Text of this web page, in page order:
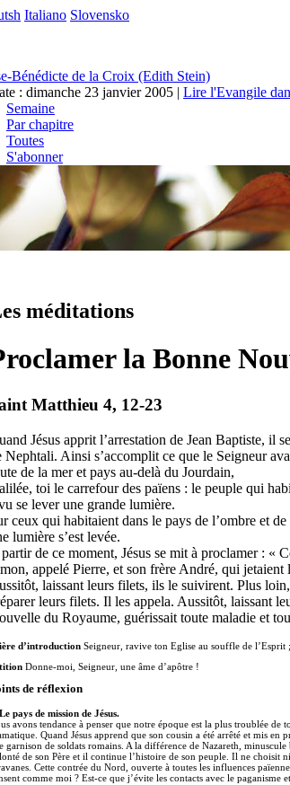
Italiano Slovensko
Bénédicte de la Croix (Edith Stein)
: dimanche 23 janvier 2005 | Lire l'Evangile
Semaine
Par chapitre
Toutes
S'abonner
méditations
la Bonne
Matthieu 4, 12-23
Jésus apprit l’arrestation de Jean Baptiste,
Nephtali. Ainsi s’accomplit ce que le Seigneur
de la mer et pays au-delà du Jourdain,
toi le carrefour des païens : le peuple qui
se lever une grande lumière.
ceux qui habitaient dans le pays de l’ombre et
lumière s’est levée.
de ce moment, Jésus se mit à proclamer : «
appelé Pierre, et son frère André, qui jetaient
laissant leurs filets, ils le suivirent. Plus
leurs filets. Il les appela. Aussitôt, laissant
du Royaume, guérissait toute maladie et
d’introduction Seigneur, ravive ton Eglise au souffle de l’Esprit
Donne-moi, Seigneur, une âme d’apôtre !
de réflexion
pays de mission de Jésus.
avons tendance à penser que notre époque est la plus troublée de
Quand Jésus apprend que son cousin a été arrêté et mis
garnison de soldats romains. A la différence de Nazareth,
de son Père et il continue l’histoire de son peuple. Il ne choisit
Cette contrée du Nord, ouverte à toutes les influences
comme moi ? Est-ce que j’évite les contacts avec le